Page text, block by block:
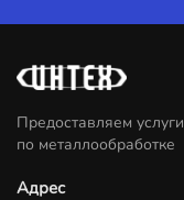
Предоставляем услуги
по металлообработке
Адрес